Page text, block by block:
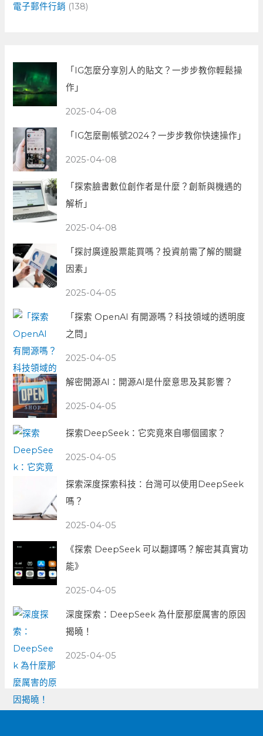
電子郵件行銷 (138)
「IG怎麼分享別人的貼文？一步步教你輕鬆操
作」
2025-04-08
「IG怎麼刪帳號2024？一步步教你快速操作」
2025-04-08
「探索臉書數位創作者是什麼？創新與機遇的
解析」
2025-04-08
「探討廣達股票能買嗎？投資前需了解的關鍵
因素」
2025-04-05
「探索 OpenAI 有開源嗎？科技領域的透明度
之問」
2025-04-05
解密開源AI：開源AI是什麼意思及其影響？
2025-04-05
探索DeepSeek：它究竟來自哪個國家？
2025-04-05
探索深度探索科技：台灣可以使用DeepSeek
嗎？
2025-04-05
《探索 DeepSeek 可以翻譯嗎？解密其真實功
能》
2025-04-05
深度探索：DeepSeek 為什麼那麼厲害的原因
揭曉！
2025-04-05